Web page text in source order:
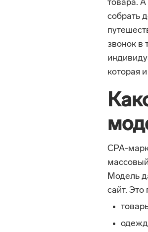
товара.
собрать
звонок в
которая
CPA-
Модель
сайт.